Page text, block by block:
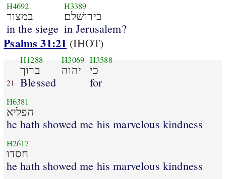
H4692
במצור
in the siege
H3389
בירושׁלם׃
in Jerusalem?
Psalms 31:21 (IHOT)
21
H1288
ברוך
Blessed
H3069
יהוה
H3588
כי
for
H6381
הפליא
he hath showed me his marvelous kindness
H2617
חסדו
he hath showed me his marvelous kindness